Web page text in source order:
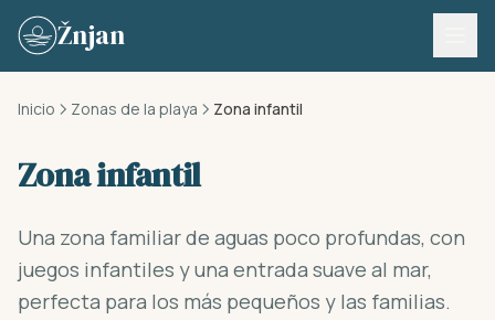
Skip to content
Žnjan
Inicio Zonas de la playa Zona infantil
Zona infantil
Una zona familiar de aguas poco profundas, con
juegos infantiles y una entrada suave al mar,
perfecta para los más pequeños y las familias.